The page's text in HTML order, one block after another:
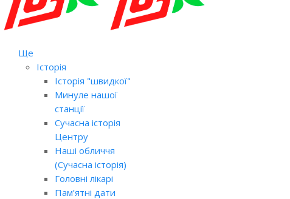
Ще
Історія
Історія "швидкої"
Минуле нашої
станції
Сучасна історія
Центру
Наші обличчя
(Сучасна історія)
Головні лікарі
Пам’ятні дати